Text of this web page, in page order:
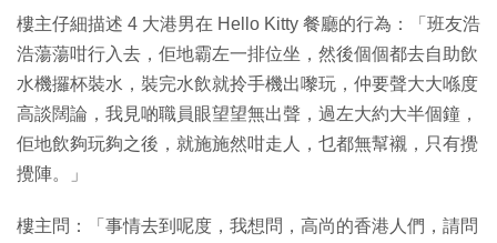
樓主仔細描述 4 大港男在 Hello Kitty 餐廳的行為：「班友浩
浩蕩蕩咁行入去，佢地霸左一排位坐，然後個個都去自助飲
水機攞杯裝水，裝完水飲就拎手機出嚟玩，仲要聲大大喺度
高談闊論，我見啲職員眼望望無出聲，過左大約大半個鐘，
佢地飲夠玩夠之後，就施施然咁走人，乜都無幫襯，只有攪
攪陣。」
樓主問：「事情去到呢度，我想問，高尚的香港人們，請問